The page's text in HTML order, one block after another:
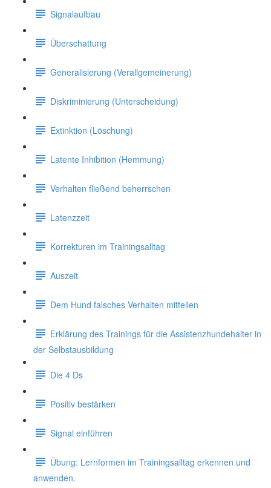
Signalaufbau
Überschattung
Generalisierung (Verallgemeinerung)
Diskriminierung (Unterscheidung)
Extinktion (Löschung)
Latente Inhibition (Hemmung)
Verhalten fließend beherrschen
Latenzzeit
Korrekturen im Trainingsalltag
Auszeit
Dem Hund falsches Verhalten mitteilen
Erklärung des Trainings für die Assistenzhundehalter in
der Selbstausbildung
Die 4 Ds
Positiv bestärken
Signal einführen
Übung: Lernformen im Trainingsalltag erkennen und
anwenden.